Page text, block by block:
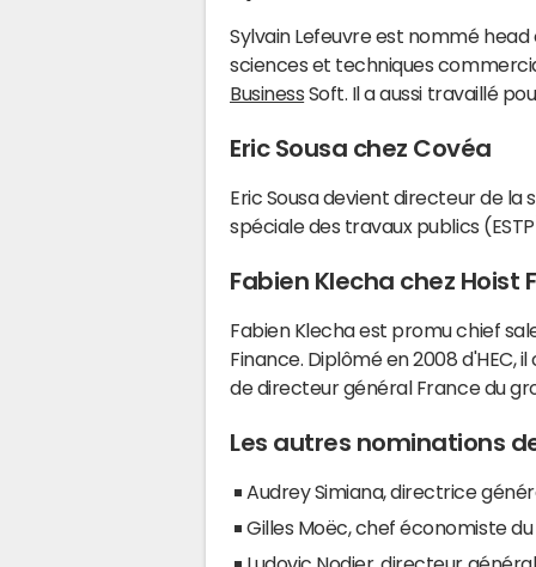
Sylvain Lefeuvre est nommé head
sciences et techniques
Business Soft. Il a aussi travaillé
Eric Sousa chez Covéa
Eric Sousa devient directeur de la
spéciale des travaux publics
Fabien Klecha chez Hoist
Fabien Klecha est promu chief
Finance. Diplômé en 2008 d'HEC,
de directeur général France du
Les autres nominations
Audrey Simiana, directrice
Gilles Moëc, chef économiste